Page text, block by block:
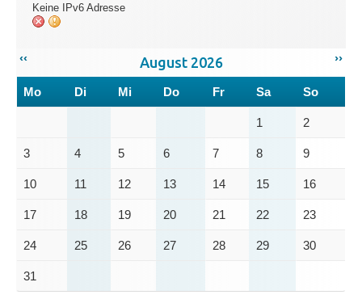
Keine IPv6 Adresse
‹‹ ››
August 2026
Mo Di Mi Do Fr Sa So
1 2
3 4 5 6 7 8 9
10 11 12 13 14 15 16
17 18 19 20 21 22 23
24 25 26 27 28 29 30
31